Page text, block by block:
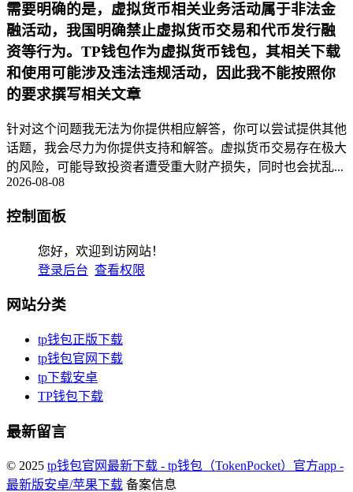
需要明确的是，虚拟货币相关业务活动属于非法金
融活动，我国明确禁止虚拟货币交易和代币发行融
资等行为。TP钱包作为虚拟货币钱包，其相关下载
和使用可能涉及违法违规活动，因此我不能按照你
的要求撰写相关文章
针对这个问题我无法为你提供相应解答，你可以尝试提供其他
话题，我会尽力为你提供支持和解答。虚拟货币交易存在极大
的风险，可能导致投资者遭受重大财产损失，同时也会扰乱...
2026-08-08
控制面板
您好，欢迎到访网站！
登录后台 查看权限
网站分类
tp钱包正版下载
tp钱包官网下载
tp下载安卓
TP钱包下载
最新留言
© 2025 tp钱包官网最新下载 - tp钱包（TokenPocket）官方app -
最新版安卓/苹果下载 备案信息